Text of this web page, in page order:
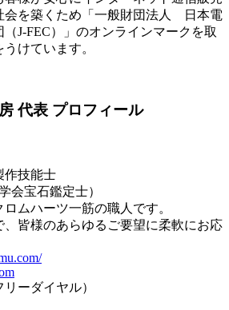
会を築くため「一般財団法人 日本電
J-FEC）」のオンラインマークを取
けています。
代表 プロフィール
技能士
会宝石鑑定士）
ムハーツ一筋の職人です。
皆様のあらゆるご要望に柔軟にお応
ーダイヤル）